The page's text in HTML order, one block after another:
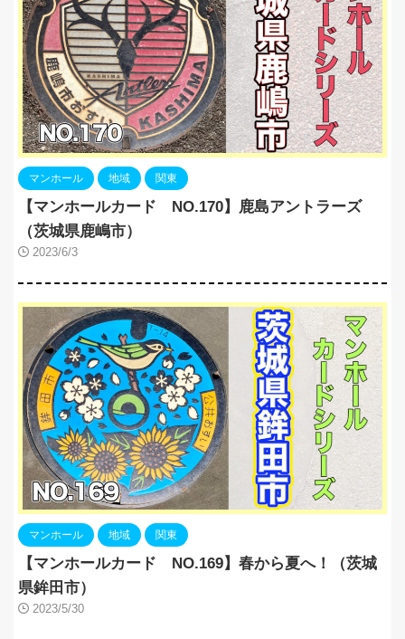
マンホール 地域 関東
【マンホールカード NO.170】鹿島アントラーズ
（茨城県鹿嶋市）
2023/6/3
マンホール 地域 関東
【マンホールカード NO.169】春から夏へ！（茨城
県鉾田市）
2023/5/30